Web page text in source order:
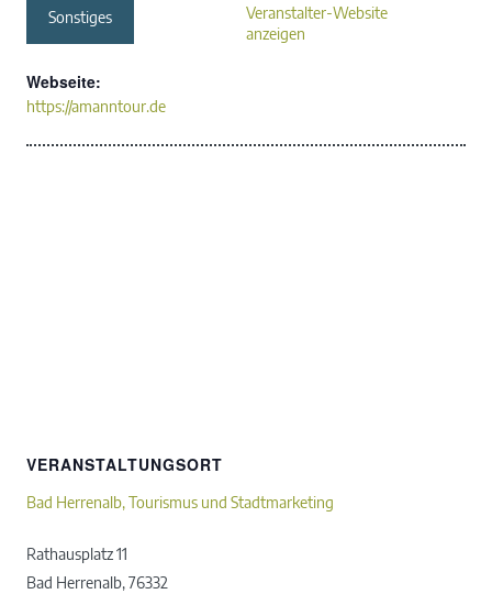
Sonstiges
Webseite:
https://amanntour.de
Veranstalter-Website
anzeigen
VERANSTALTUNGSORT
Bad Herrenalb, Tourismus und Stadtmarketing
Rathausplatz 11
Bad Herrenalb,76332